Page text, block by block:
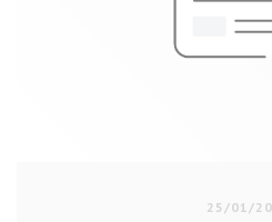
25/01/